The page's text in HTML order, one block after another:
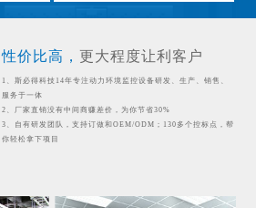
性价比高， 更大程度让利客户
1、斯必得科技14年专注动力环境监控设备研发、生产、销售、
服务于一体
2、厂家直销没有中间商赚差价，为你节省30%
3、自有研发团队，支持订做和OEM/ODM；130多个控标点，帮
你轻松拿下项目